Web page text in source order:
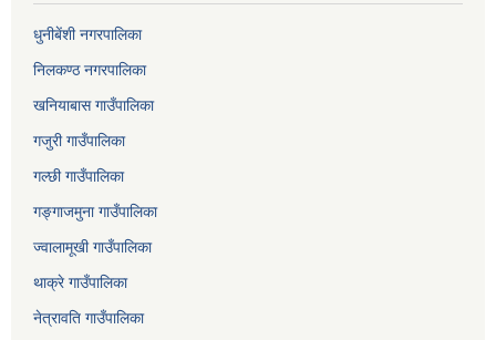
धुनीबेंशी नगरपालिका
निलकण्ठ नगरपालिका
खनियाबास गाउँपालिका
गजुरी गाउँपालिका
गल्छी गाउँपालिका
गङ्गाजमुना गाउँपालिका
ज्वालामूखी गाउँपालिका
थाक्रे गाउँपालिका
नेत्रावति गाउँपालिका